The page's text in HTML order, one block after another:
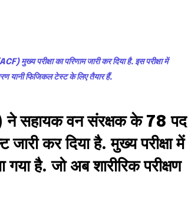
website or click
परीक्षा का परिणाम जारी कर दिया है. इस परीक्षा में
यानी फिजिकल टेस्ट के लिए तैयार हैं.
ने सहायक वन संरक्षक के 78 पद
कर दिया है. मुख्य परीक्षा में
है. जो अब शारीरिक परीक्षण